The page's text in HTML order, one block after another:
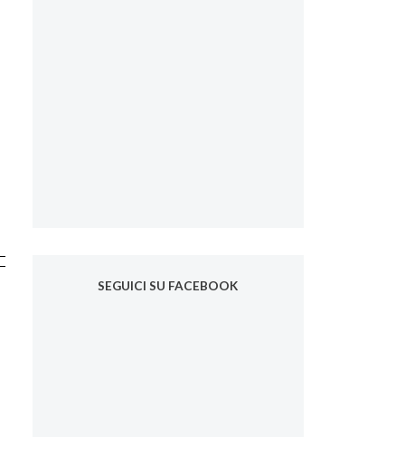
SEGUICI SU FACEBOOK